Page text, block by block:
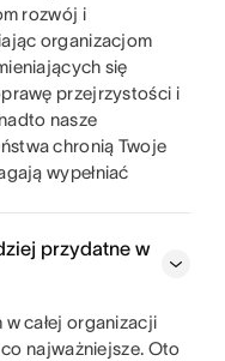
rozwój i
organizacjom
się
przejrzystości i
nasze
chronią Twoje
wypełniać
przydatne w
w całej organizacji
najważniejsze. Oto